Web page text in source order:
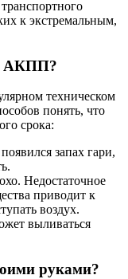
к экстремальным,
АКПП?
техническом
понять, что
срока:
запах гари,
Недостаточное
приводит к
воздух.
выливаться
руками?